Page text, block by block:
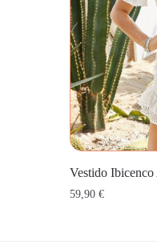
Vestido
59,90€